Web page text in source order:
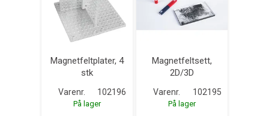
Magnetfeltplater, 4
stk
Varenr. 102196
På lager
Magnetfeltsett,
2D/3D
Varenr. 102195
På lager